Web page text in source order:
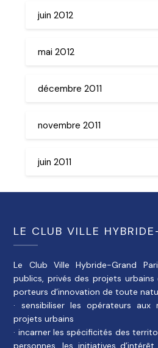
juin 2012
mai 2012
décembre 2011
novembre 2011
juin 2011
LE CLUB VILLE
Le Club Ville Hybride-Grand
publics, privés des projets
porteurs d’innovation de toute
· sensibiliser les opérateurs aux
projets urbains
· incarner les spécificités des
personnes, les initiatives